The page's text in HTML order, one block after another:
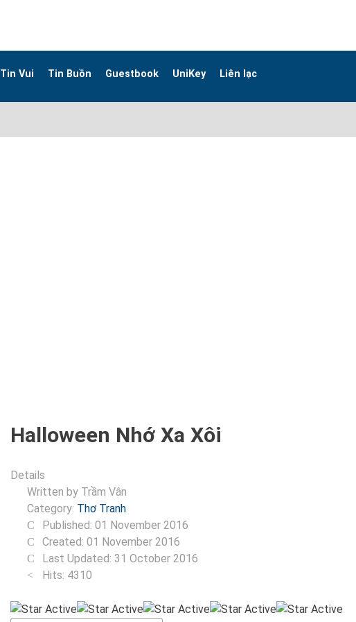
Tin Vui Tin Buồn Guestbook UniKey Liên lạc
Halloween Nhớ Xa Xôi
Details
Written by Trầm Vân
Category: Thơ Tranh
Published: 01 November 2016
Created: 01 November 2016
Last Updated: 31 October 2016
Hits: 4310
User